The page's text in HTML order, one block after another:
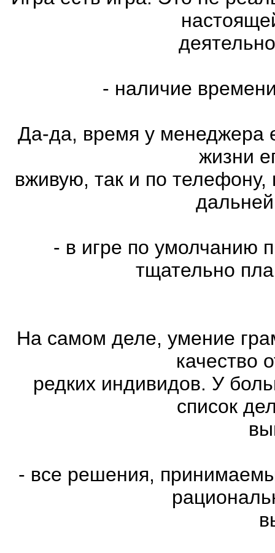
- наличие
Да-да, время у менеджера
жизни
вживую, так и по
- в игре по умолчанию
тщательно
На самом деле, умение
качество
редких индивидов. У
список
- все решения,